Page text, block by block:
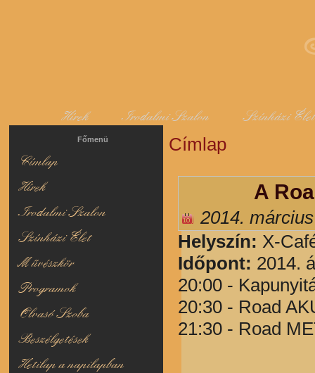
Hírek Irodalmi Szalon Színházi
Főmenü
Címlap
Hírek
Irodalmi Szalon
Színházi Élet
Művészkör
Programok
Olvasó Szoba
Beszélgetések
Hetilap a napilapban
Jelenlegi hely
Címlap
A
2014.
Helyszín: X-
Időpont: 2014.
20:00 -
20:30 - Road
21:30 - Road